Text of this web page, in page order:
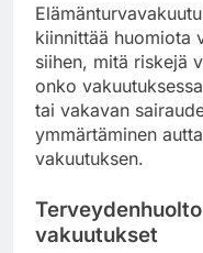
kiinnittää huomiota
siihen, mitä riskejä
onko
tai vakavan
ymmärtäminen
vakuutuksen.
vakuutukset